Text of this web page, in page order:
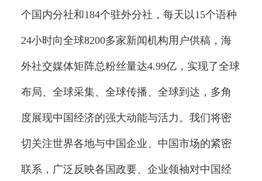
个国内分社和184个驻外分社，每天以15个语种
24小时向全球8200多家新闻机构用户供稿，海
外社交媒体矩阵总粉丝量达4.99亿，实现了全球
布局、全球采集、全球传播、全球到达，多角
度展现中国经济的强大动能与活力。我们将密
切关注世界各地与中国企业、中国市场的紧密
联系，广泛反映各国政要、企业领袖对中国经